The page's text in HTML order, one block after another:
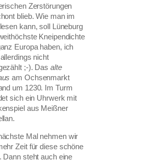
Zerstörungen
blieb. Wie man im
kann, soll Lüneburg
Kneipendichte
Europa haben, ich
nicht
;-). Das alte
am Ochsenmarkt
um 1230. Im Turm
sich ein Uhrwerk mit
aus Meißner
Mal nehmen wir
Zeit für diese schöne
Dann steht auch eine